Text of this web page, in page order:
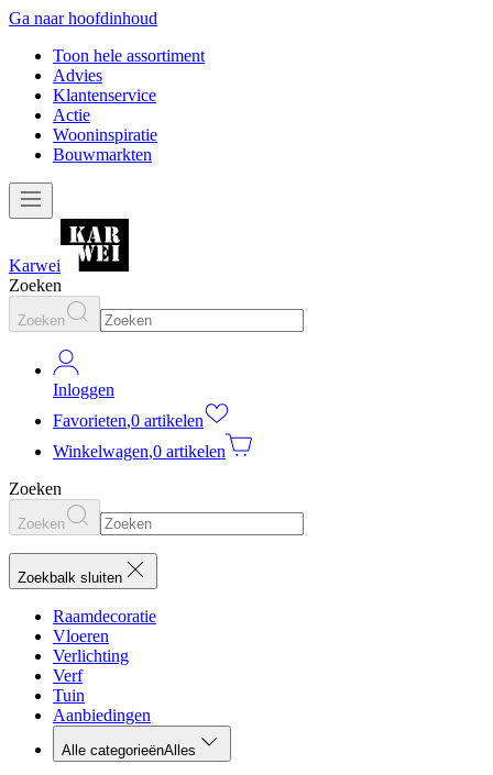
Ga naar hoofdinhoud
Toon hele assortiment
Advies
Klantenservice
Actie
Wooninspiratie
Bouwmarkten
Karwei
Zoeken
Zoeken
Inloggen
Favorieten,0 artikelen
Winkelwagen,0 artikelen
Zoeken
Zoeken
Zoekbalk sluiten
Raamdecoratie
Vloeren
Verlichting
Verf
Tuin
Aanbiedingen
Alle categorieënAlles